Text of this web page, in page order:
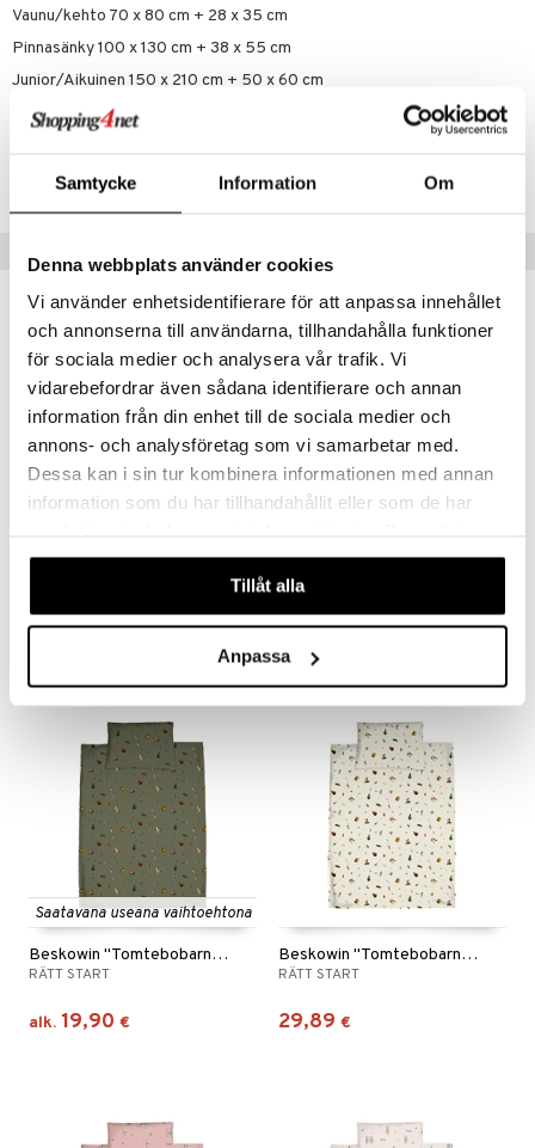
Samtycke Information Om
Denna webbplats använder cookies
Vi använder enhetsidentifierare för att anpassa innehållet
och annonserna till användarna, tillhandahålla funktioner
för sociala medier och analysera vår trafik. Vi
vidarebefordrar även sådana identifierare och annan
information från din enhet till de sociala medier och
annons- och analysföretag som vi samarbetar med.
Dessa kan i sin tur kombinera informationen med annan
information som du har tillhandahållit eller som de har
våra cookies vid fortsatt användande av vår webbplats.
Tillåt alla
Anpassa
Vaunu/kehto 70 x 80 cm + 28 x 35 cm
Pinnasänky 100 x 130 cm + 38 x 55 cm
Junior/Aikuinen 150 x 210 cm + 50 x 60 cm
TRM74-1-VAG
Beskow Putte Mustikkametsässä Hoitoalusta
43,90 €
Beskow Putte Mustikkametsässä reunapehmuste
RÄTT START
39,90 €
Saatavana useana vaihtoehtona
Beskowin "Tomtebobarnen" pussilakanasetti vihreä
RÄTT START
alk. 19,90 €
Beskowin "Tomtebobarnen" pussilakanasetti, beige
RÄTT START
29,89 €